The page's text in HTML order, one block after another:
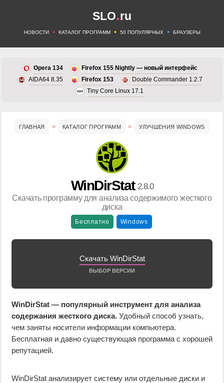
SLO.ru
НОВОСТИ • КАТАЛОГ ПРОГРАММ • 50 ПОПУЛЯРНЫХ • БРАУЗЕРЫ
Opera 134
Firefox 155 Nightly — новый интерфейс
AIDA64 8.35
Firefox 153
Double Commander 1.2.7
Tiny Core Linux 17.1
ГЛАВНАЯ КАТАЛОГ ПРОГРАММ УЛУЧШЕНИЯ WINDOWS
WinDirStat 2.8.0
Скачать программу для анализа содержимого жесткого
диска
Бесплатно Windows
Скачать WinDirStat
ВЫБОР ВЕРСИИ
WinDirStat — популярный инструмент для анализа
содержания жесткого диска. Удобный способ узнать,
чем заняты носители информации компьютера.
Бесплатная и давно существующая программа с хорошей
репутацией.
WinDirStat анализирует систему или отдельные диски и